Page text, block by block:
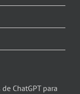
ChatGPT para